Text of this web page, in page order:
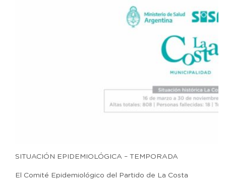
SITUACIÓN EPIDEMIOLÓGICA – TEMPORADA
El Comité Epidemiológico del Partido de La Costa